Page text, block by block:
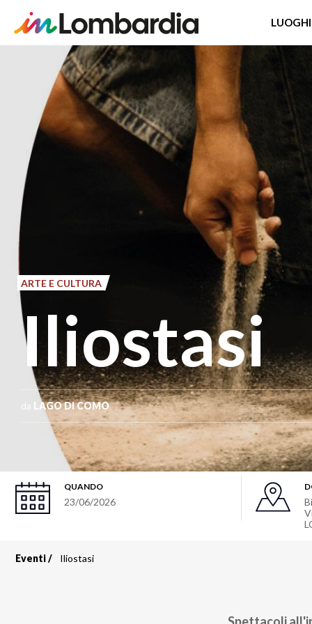
contenuto
principale
LUOGHI
ARTE E CULTURA
Iliostasi
da LAGO DI COMO
QUANDO
23/06/2026
Eventi Iliostasi